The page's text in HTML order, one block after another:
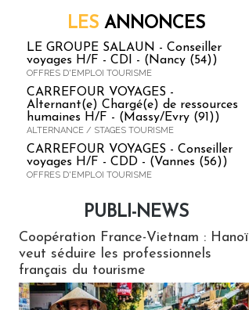
LES ANNONCES
LE GROUPE SALAUN - Conseiller
voyages H/F - CDI - (Nancy (54))
OFFRES D'EMPLOI TOURISME
CARREFOUR VOYAGES -
Alternant(e) Chargé(e) de ressources
humaines H/F - (Massy/Evry (91))
ALTERNANCE / STAGES TOURISME
CARREFOUR VOYAGES - Conseiller
voyages H/F - CDD - (Vannes (56))
OFFRES D'EMPLOI TOURISME
PUBLI-NEWS
Coopération France-Vietnam : Hanoï
veut séduire les professionnels
français du tourisme